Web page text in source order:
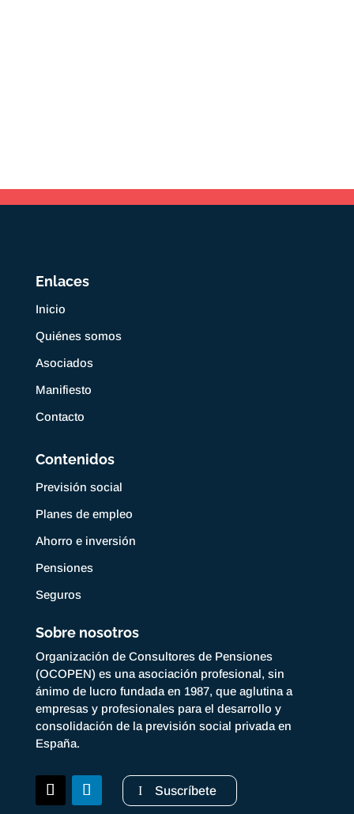
Enlaces
Inicio
Quiénes somos
Asociados
Manifiesto
Contacto
Contenidos
Previsión social
Planes de empleo
Ahorro e inversión
Pensiones
Seguros
Sobre nosotros
Organización de Consultores de Pensiones
(OCOPEN) es una asociación profesional, sin
ánimo de lucro fundada en 1987, que aglutina a
empresas y profesionales para el desarrollo y
consolidación de la previsión social privada en
España.
Suscríbete